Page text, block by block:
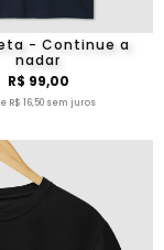
- Continue a
nadar
R$ 99,00
R$ 16,50 sem juros